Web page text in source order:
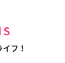
フ！